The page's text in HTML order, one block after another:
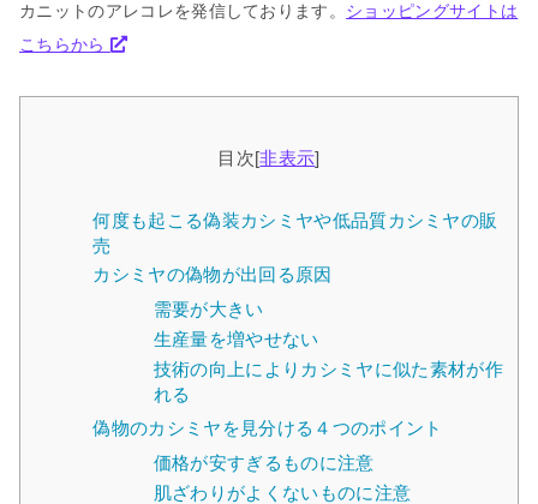
カニットのアレコレを発信しております。 ショッピングサイトは
こちらから
目次[非表示]
何度も起こる偽装カシミヤや低品質カシミヤの販
売
カシミヤの偽物が出回る原因
需要が大きい
生産量を増やせない
技術の向上によりカシミヤに似た素材が作
れる
偽物のカシミヤを見分ける４つのポイント
価格が安すぎるものに注意
肌ざわりがよくないものに注意